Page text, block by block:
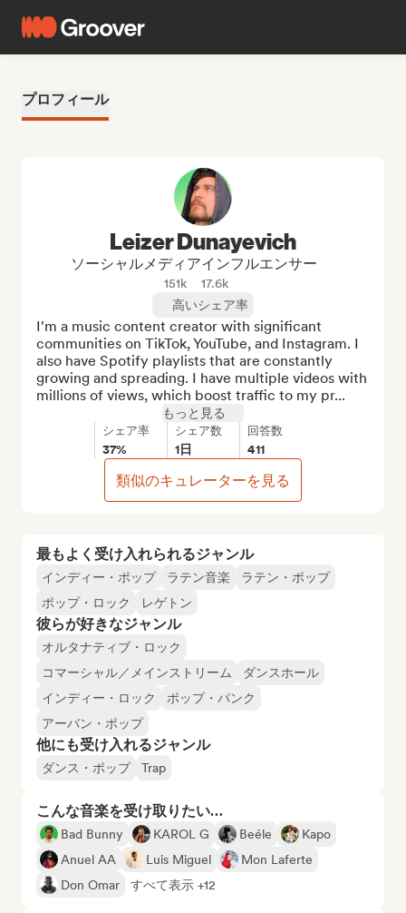
プロフィール
最もよく受け入れられるジャンル
インディー・ポップ ラテン音楽
ラテン・ポップ
ポップ・ロック
レゲトン
彼らが好きなジャンル
オルタナティブ・ロック
コマーシャル／メインストリーム
ダンスホール
インディー・ロック
ポップ・パンク
アーバン・ポップ
他にも受け入れるジャンル
ダンス・ポップ Trap
こんな音楽を受け取りたい…
Bad Bunny KAROL G Beéle
Kapo
Anuel AA
Luis Miguel
Mon Laferte
Don Omar
すべて表示 +12
Leizer Dunayevich
ソーシャルメディアインフルエンサー
151k
17.6k
高いシェア率
I'm a music content creator with significant
communities on TikTok, YouTube, and Instagram. I
also have Spotify playlists that are constantly
growing and spreading. I have multiple videos with
millions of views, which boost traffic to my pr...
もっと見る
シェア率
37%
シェア数
1日
回答数
411
類似のキュレーターを見る